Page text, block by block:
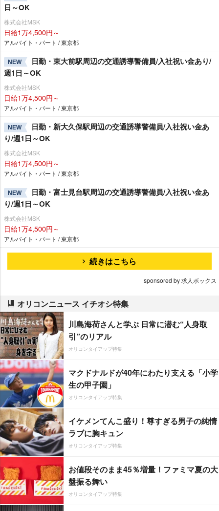
日～OK
株式会社MSK
日給1万4,500円～
アルバイト・パート / 東京都
NEW
日勤・東大前駅周辺の交通誘導警備員/入社祝い金あり/
週1日～OK
株式会社MSK
日給1万4,500円～
アルバイト・パート / 東京都
NEW
日勤・新大久保駅周辺の交通誘導警備員/入社祝い金あ
り/週1日～OK
株式会社MSK
日給1万4,500円～
アルバイト・パート / 東京都
NEW
日勤・富士見台駅周辺の交通誘導警備員/入社祝い金あ
り/週1日～OK
株式会社MSK
日給1万4,500円～
アルバイト・パート / 東京都
続きはこちら
sponsored by 求人ボックス
オリコンニュース イチオシ特集
川島海荷さんと学ぶ 日常に潜む“人身取
引”のリアル
オリコンタイアップ特集
マクドナルドが40年にわたり支える「小学
生の甲子園」
オリコンタイアップ特集
イケメンてんこ盛り！尊すぎる男子の純情
ラブに胸キュン
オリコンタイアップ特集
お値段そのまま45％増量！ファミマ夏の大
盤振る舞い
オリコンタイアップ特集